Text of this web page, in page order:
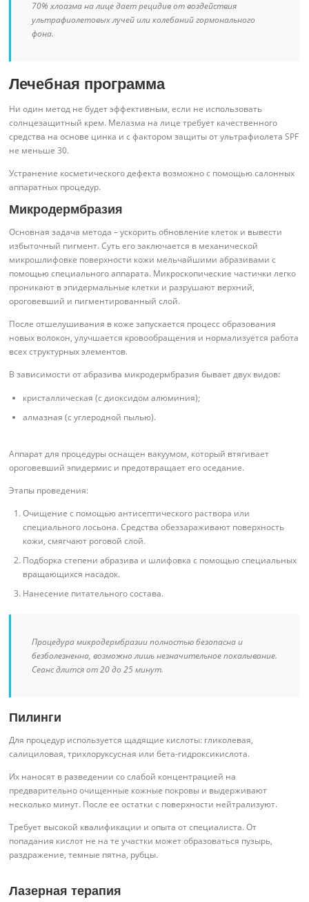
70% хлоазма на лице дает рецидив от воздействия
ультрафиолетовых лучей или колебаний гормонального
фона.
Лечебная программа
Ни один метод не будет эффективным, если не использовать
солнцезащитный крем. Мелазма на лице требует качественного
средства на основе цинка и с фактором защиты от ультрафиолета SPF
не меньше 30.
Устранение косметического дефекта возможно с помощью салонных
аппаратных процедур.
Микродермбразия
Основная задача метода – ускорить обновление клеток и вывести
избыточный пигмент. Суть его заключается в механической
микрошлифовке поверхности кожи мельчайшими абразивами с
помощью специального аппарата. Микроскопические частички легко
проникают в эпидермальные клетки и разрушают верхний,
ороговевший и пигментированный слой.
После отшелушивания в коже запускается процесс образования
новых волокон, улучшается кровообращения и нормализуется работа
всех структурных элементов.
В зависимости от абразива микродермбразия бывает двух видов:
кристаллическая (с диоксидом алюминия);
алмазная (с углеродной пылью).
Аппарат для процедуры оснащен вакуумом, который втягивает
ороговевший эпидермис и предотвращает его оседание.
Этапы проведения:
Очищение с помощью антисептического раствора или
специального лосьона. Средства обеззараживают поверхность
кожи, смягчают роговой слой.
Подборка степени абразива и шлифовка с помощью специальных
вращающихся насадок.
Нанесение питательного состава.
Процедура микродермбразии полностью безопасна и
безболезненна, возможно лишь незначительное покалывание.
Сеанс длится от 20 до 25 минут.
Пилинги
Для процедур используется щадящие кислоты: гликолевая,
салициловая, трихлоруксусная или бета-гидроксикислота.
Их наносят в разведении со слабой концентрацией на
предварительно очищенные кожные покровы и выдерживают
несколько минут. После ее остатки с поверхности нейтрализуют.
Требует высокой квалификации и опыта от специалиста. От
попадания кислот не на те участки может образоваться пузырь,
раздражение, темные пятна, рубцы.
Лазерная терапия